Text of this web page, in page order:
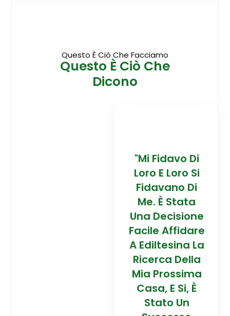
Questo È Ciò Che Facciamo
Questo È Ciò Che
Dicono
"Mi Fidavo Di
Loro E Loro Si
Fidavano Di
Me. È Stata
Una Decisione
Facile Affidare
A Ediltesina La
Ricerca Della
Mia Prossima
Casa, E Si, È
Stato Un